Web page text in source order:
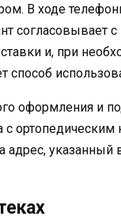
В ходе
согласовывает
и, при
способ
оформления и
с ортопедическим
адрес, указанный